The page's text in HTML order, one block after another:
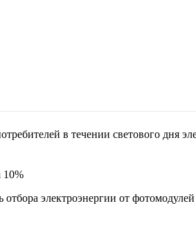
в течении светового дня
10%
электроэнергии от фотомодулей